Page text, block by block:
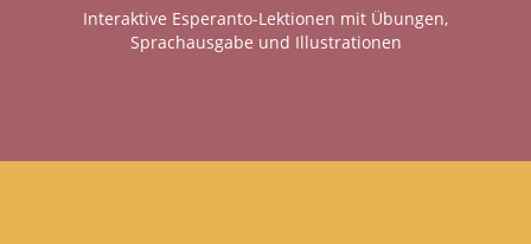
Interaktive Esperanto-Lektionen mit Übungen,
Sprachausgabe und Illustrationen